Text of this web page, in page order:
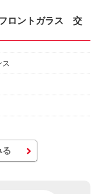
ントガラス 交
る